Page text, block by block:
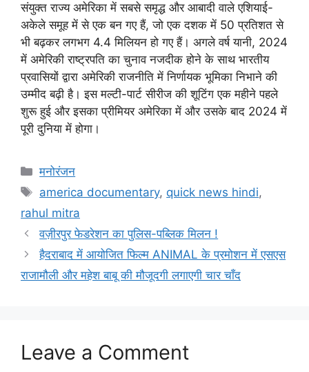
संयुक्त राज्य अमेरिका में सबसे समृद्ध और आबादी वाले एशियाई-
अकेले समूह में से एक बन गए हैं, जो एक दशक में 50 प्रतिशत से
भी बढ़कर लगभग 4.4 मिलियन हो गए हैं। अगले वर्ष यानी, 2024
में अमेरिकी राष्ट्रपति का चुनाव नजदीक होने के साथ भारतीय
प्रवासियों द्वारा अमेरिकी राजनीति में निर्णायक भूमिका निभाने की
उम्मीद बढ़ी है। इस मल्टी-पार्ट सीरीज की शूटिंग एक महीने पहले
शुरू हुई और इसका प्रीमियर अमेरिका में और उसके बाद 2024 में
पूरी दुनिया में होगा।
मनोरंजन
america documentary, quick news hindi,
rahul mitra
वज़ीरपुर फेडरेशन का पुलिस-पब्लिक मिलन !
हैदराबाद में आयोजित फिल्म ANIMAL के प्रमोशन में एसएस
राजामौली और महेश बाबू की मौजूदगी लगाएगी चार चाँद
Leave a Comment